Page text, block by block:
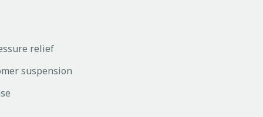
relief
suspension